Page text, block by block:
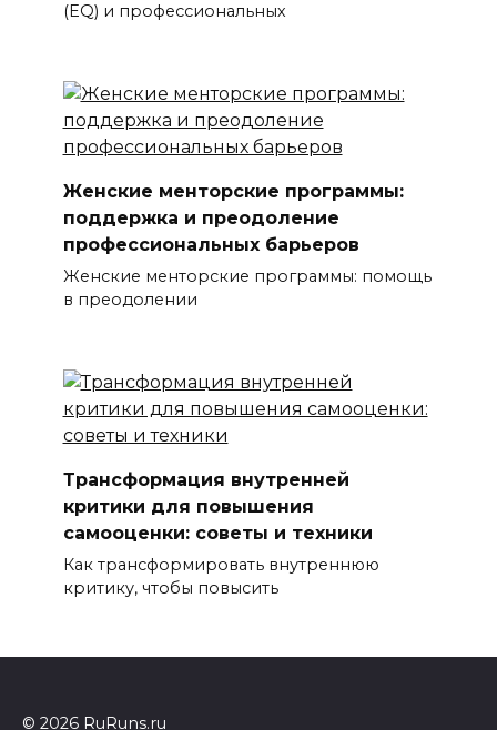
(EQ) и профессиональных
Женские менторские программы:
поддержка и преодоление
профессиональных барьеров
Женские менторские программы: помощь
в преодолении
Трансформация внутренней
критики для повышения
самооценки: советы и техники
Как трансформировать внутреннюю
критику, чтобы повысить
© 2026 RuRuns.ru